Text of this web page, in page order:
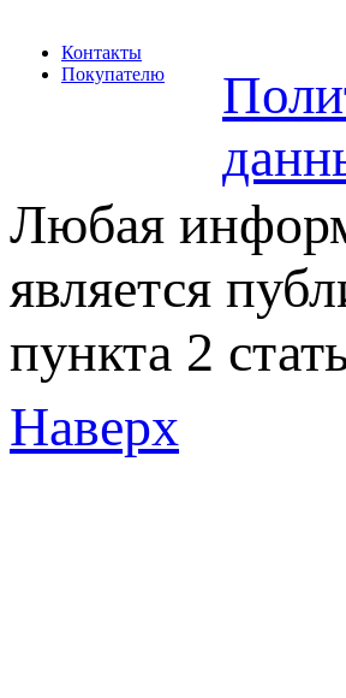
Контакты
Покупателю
Любая
является
пункта 2
Наверх